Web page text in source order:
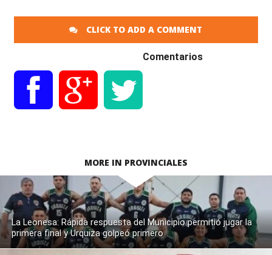
CLICK TO ADD A COMMENT
Comentarios
MORE IN PROVINCIALES
La Leonesa: Rápida respuesta del Municipio permitió jugar la
primera final y Urquiza golpeó primero